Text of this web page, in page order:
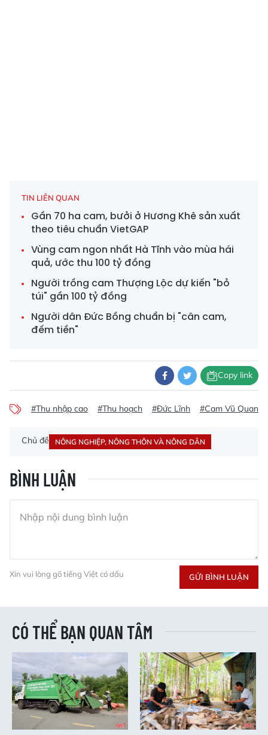
TIN LIÊN QUAN
Gần 70 ha cam, bưởi ở Hương Khê sản xuất
theo tiêu chuẩn VietGAP
Vùng cam ngon nhất Hà Tĩnh vào mùa hái
quả, ước thu 100 tỷ đồng
Người trồng cam Thượng Lộc dự kiến "bỏ
túi" gần 100 tỷ đồng
Người dân Đức Bồng chuẩn bị "cân cam,
đếm tiền"
Copy link
#Thu nhập cao #Thu hoạch #Đức Lĩnh #Cam Vũ Quang
Chủ đề NÔNG NGHIỆP, NÔNG THÔN VÀ NÔNG DÂN
BÌNH LUẬN
Xin vui lòng gõ tiếng Việt có dấu GỬI BÌNH LUẬN
CÓ THỂ BẠN QUAN TÂM